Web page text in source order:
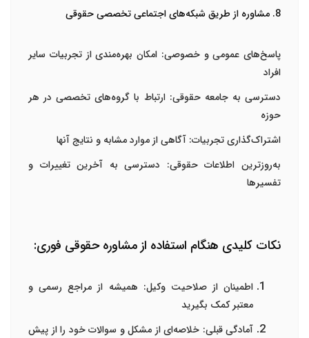
8. مشاوره از طریق شبکه‌های اجتماعی تخصصی حقوقی
پاسخ‌های عمومی و خصوصی: امکان بهره‌مندی از تجربیات سایر
افراد
دسترسی به جامعه حقوقی: ارتباط با گروه‌های تخصصی در هر
حوزه
اشتراک‌گذاری تجربیات: آگاهی از موارد مشابه و نتایج آنها
به‌روزترین اطلاعات حقوقی: دسترسی به آخرین تغییرات و
تفسیرها
نکات کلیدی هنگام استفاده از مشاوره حقوقی فوری:
اطمینان از صلاحیت وکیل: همیشه از مراجع رسمی و
معتبر کمک بگیرید
آمادگی قبلی: خلاصه‌ای از مشکل و سوالات خود را از پیش